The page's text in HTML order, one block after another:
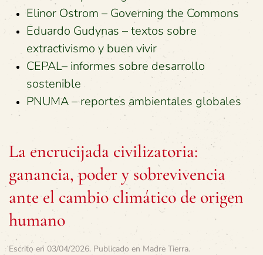
Elinor Ostrom – Governing the Commons
Eduardo Gudynas – textos sobre
extractivismo y buen vivir
CEPAL– informes sobre desarrollo
sostenible
PNUMA – reportes ambientales globales
La encrucijada civilizatoria:
ganancia, poder y sobrevivencia
ante el cambio climático de origen
humano
Escrito en 03/04/2026. Publicado en Madre Tierra.